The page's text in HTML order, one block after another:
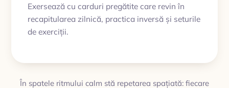
Exersează cu carduri pregătite care revin în
recapitularea zilnică, practica inversă și seturile
de exerciții.
În spatele ritmului calm stă repetarea spațiată: fiecare